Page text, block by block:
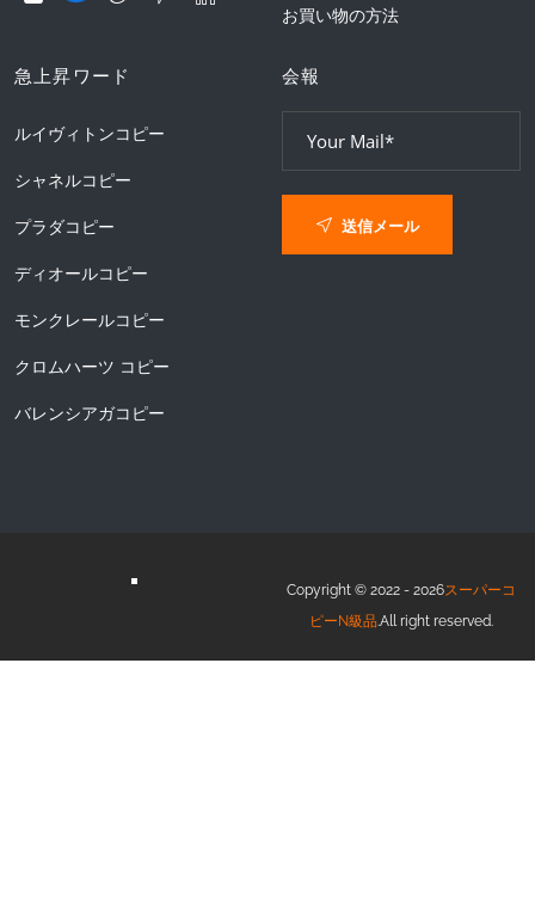
お買い物の方法
急上昇ワード
ルイヴィトンコピー
シャネルコピー
プラダコピー
ディオールコピー
モンクレールコピー
クロムハーツ コピー
バレンシアガコピー
会報
送信メール
Copyright © 2022 - 2026スーパーコ
ピーN級品.All right reserved.